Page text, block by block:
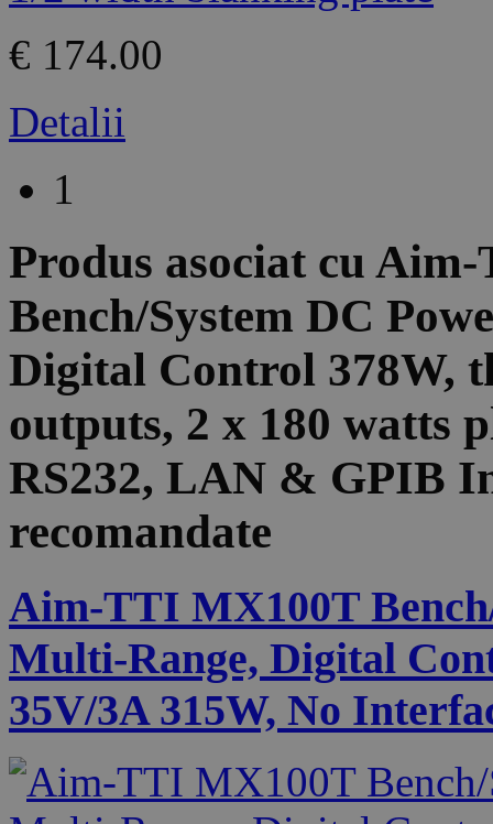
€ 174.00
Detalii
1
Produs asociat cu Aim-
Bench/System DC
Digital Control 378W,
outputs, 2 x 180 watts
RS232, LAN & GPIB
recomandate
Aim-TTI MX100T
Multi-Range, Digital
35V/3A 315W, No